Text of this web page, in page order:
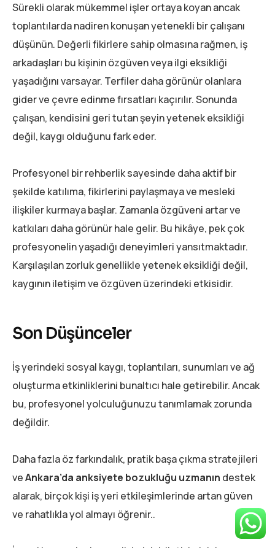
Sürekli olarak mükemmel işler ortaya koyan ancak
toplantılarda nadiren konuşan yetenekli bir çalışanı
düşünün. Değerli fikirlere sahip olmasına rağmen, iş
arkadaşları bu kişinin özgüven veya ilgi eksikliği
yaşadığını varsayar. Terfiler daha görünür olanlara
gider ve çevre edinme fırsatları kaçırılır. Sonunda
çalışan, kendisini geri tutan şeyin yetenek eksikliği
değil, kaygı olduğunu fark eder.
Profesyonel bir rehberlik sayesinde daha aktif bir
şekilde katılıma, fikirlerini paylaşmaya ve mesleki
ilişkiler kurmaya başlar. Zamanla özgüveni artar ve
katkıları daha görünür hale gelir. Bu hikâye, pek çok
profesyonelin yaşadığı deneyimleri yansıtmaktadır.
Karşılaşılan zorluk genellikle yetenek eksikliği değil,
kaygının iletişim ve özgüven üzerindeki etkisidir.
Son Düşünceler
İş yerindeki sosyal kaygı, toplantıları, sunumları ve ağ
oluşturma etkinliklerini bunaltıcı hale getirebilir. Ancak
bu, profesyonel yolculuğunuzu tanımlamak zorunda
değildir.
Daha fazla öz farkındalık, pratik başa çıkma stratejileri
veAnkara’da anksiyete bozukluğu uzmanın destek
alarak, birçok kişi iş yeri etkileşimlerinde artan güven
ve rahatlıkla yol almayı öğrenir..